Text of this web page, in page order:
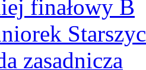
finałowy B
zasadnicza